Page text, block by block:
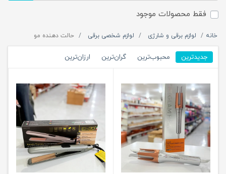
فقط محصولات موجود
خانه لوازم برقی و شارژی لوازم شخصی برقی حالت دهنده مو
جدیدترین محبوب‌ترین گران‌ترین ارزان‌ترین